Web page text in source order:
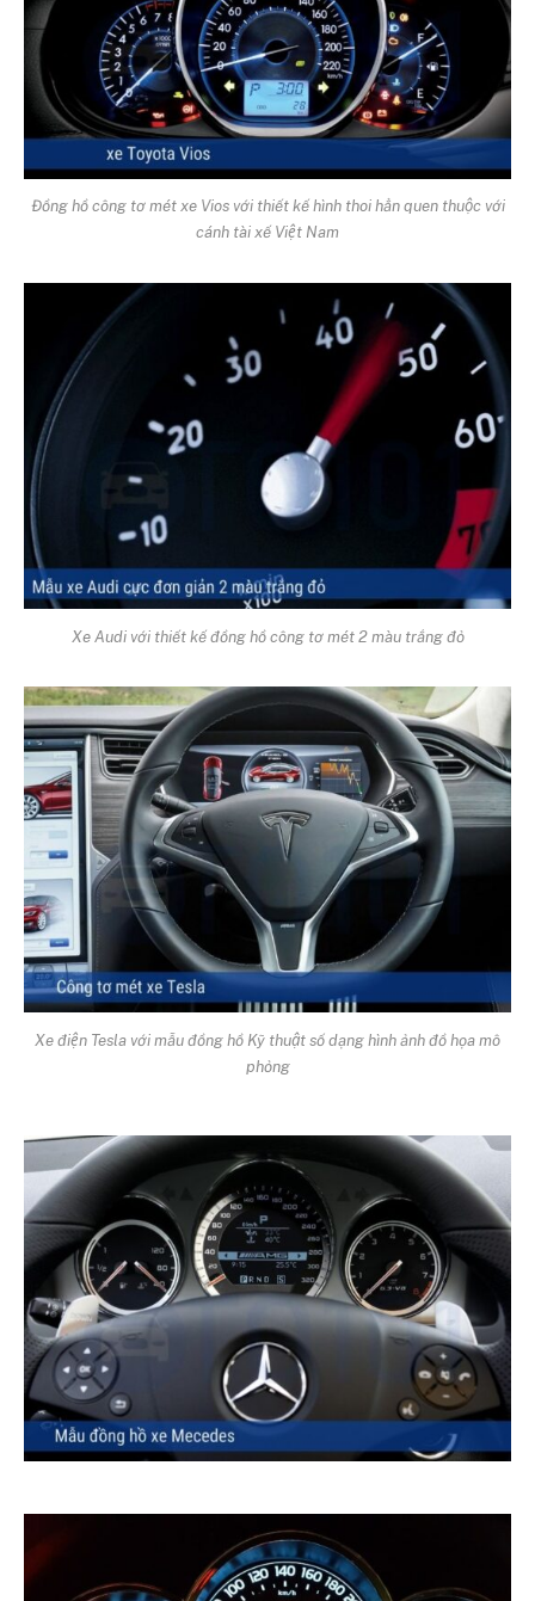
Đồng hồ công tơ mét xe Vios với thiết kế hình thoi hẳn quen thuộc với
cánh tài xế Việt Nam
Xe Audi với thiết kế đồng hồ công tơ mét 2 màu trắng đỏ
Xe điện Tesla với mẫu đồng hồ Kỹ thuật số dạng hình ảnh đồ họa mô
phỏng